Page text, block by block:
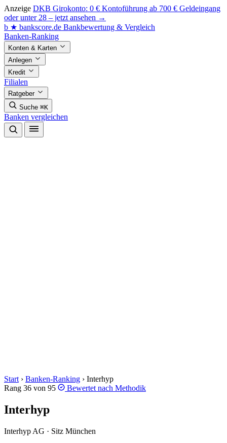
Anzeige DKB Girokonto: 0 € Kontoführung ab 700 € Geldeingang
oder unter 28 – jetzt ansehen →
b ★ bankscore.de Bankbewertung & Vergleich
Banken-Ranking
Konten & Karten
Anlegen
Kredit
Filialen
Ratgeber
Suche ⌘K
Banken vergleichen
Start › Banken-Ranking › Interhyp
Rang 36 von 95
Bewertet nach Methodik
Interhyp
Interhyp AG · Sitz München